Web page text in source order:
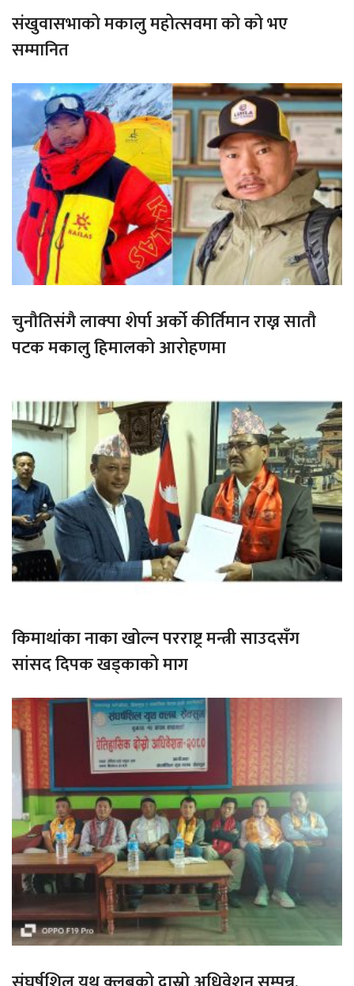
संखुवासभाको मकालु महोत्सवमा को को भए
सम्मानित
चुनौतिसंगै लाक्पा शेर्पा अर्को कीर्तिमान राख्न सातौ
पटक मकालु हिमालको आरोहणमा
किमाथांका नाका खोल्न परराष्ट्र मन्त्री साउदसँग
सांसद दिपक खड्काको माग